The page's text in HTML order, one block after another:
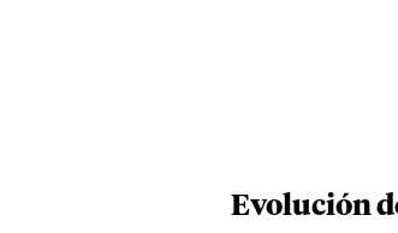
Evolución